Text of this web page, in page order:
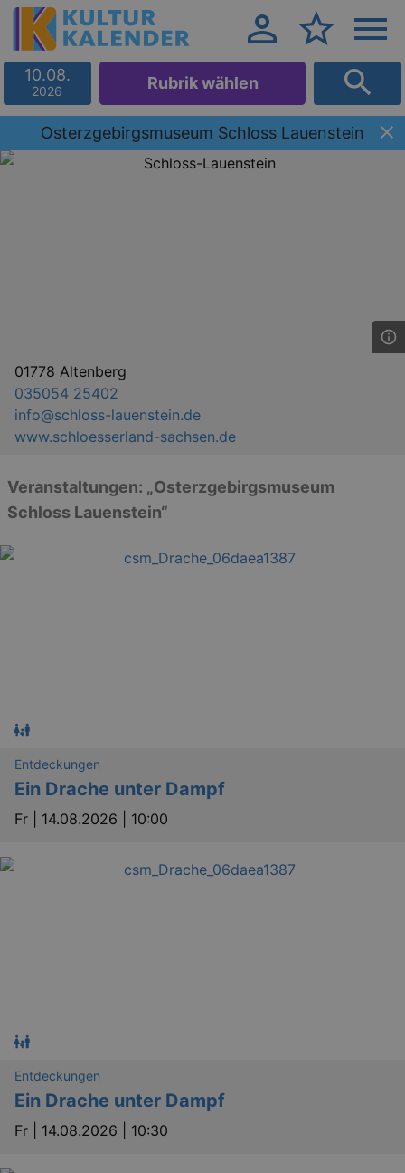
10.08.
2026 Rubrik wählen
Osterzgebirgsmuseum Schloss Lauenstein
01778 Altenberg
035054 25402
info@schloss-lauenstein.de
www.schloesserland-sachsen.de
Veranstaltungen: „Osterzgebirgsmuseum
Schloss Lauenstein“
Entdeckungen
Ein Drache unter Dampf
Fr | 14.08.2026 | 10:00
Entdeckungen
Ein Drache unter Dampf
Fr | 14.08.2026 | 10:30